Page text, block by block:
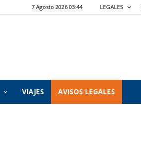
7 Agosto 2026 03:44 LEGALES
VIAJES AVISOS LEGALES